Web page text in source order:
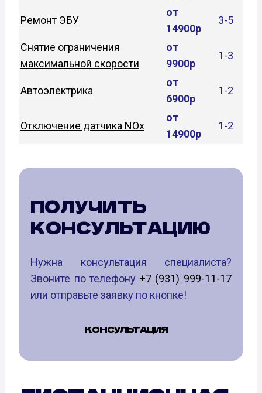
Ремонт ЭБУ
от
14900р
3-5
Снятие ограничения
максимальной скорости
от
9900р
1-3
Автоэлектрика
от
6900р
1-2
Отключение датчика NOx
от
14900р
1-2
ПОЛУЧИТЬ
КОНСУЛЬТАЦИЮ
Нужна консультация специалиста?
Звоните по телефону +7 (931) 999-11-17
или отправьте заявку по кнопке!
КОНСУЛЬТАЦИЯ